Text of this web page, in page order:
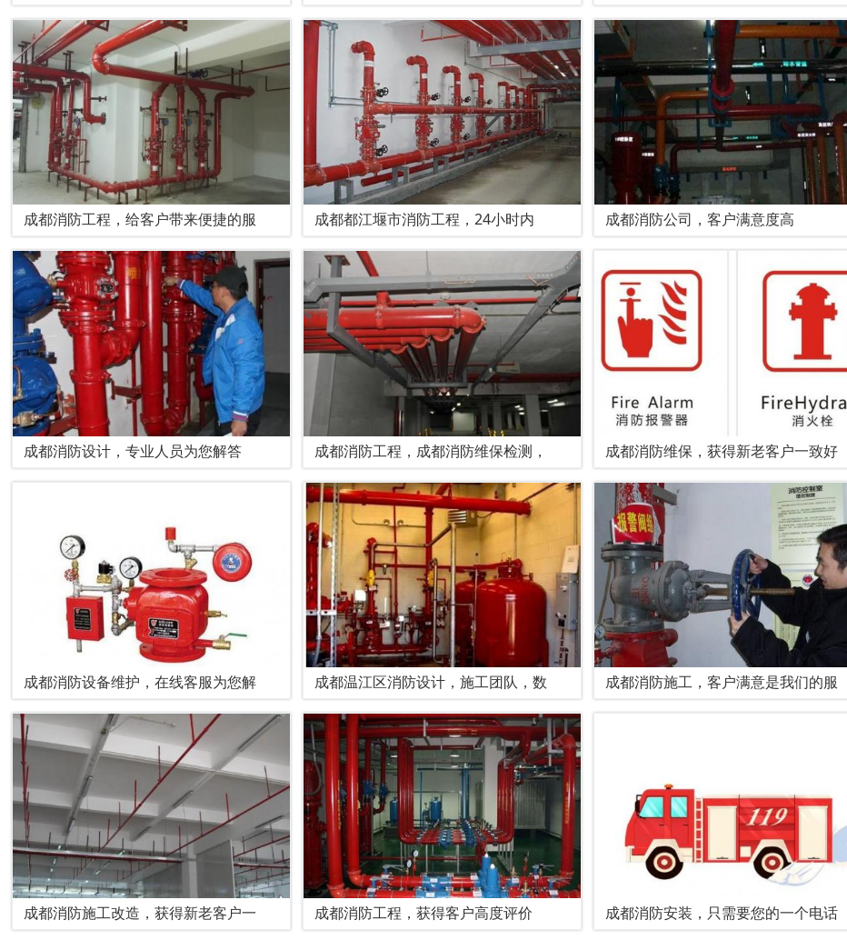
成都消防工程，给客户带来便捷的服 成都都江堰市消防工程，24小时内 成都消防公司，客户满意度高
成都消防设计，专业人员为您解答 成都消防工程，成都消防维保检测， 成都消防维保，获得新老客户一致好
成都消防设备维护，在线客服为您解 成都温江区消防设计，施工团队，数 成都消防施工，客户满意是我们的服
成都消防施工改造，获得新老客户一 成都消防工程，获得客户高度评价 成都消防安装，只需要您的一个电话